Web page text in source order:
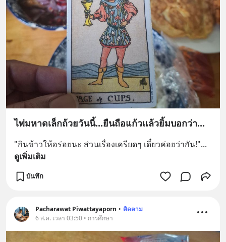
ไพ่มหาดเล็กถ้วยวันนี้...ยืนถือแก้วแล้วยิ้มบอกว่า...
"กินข้าวให้อร่อยนะ ส่วนเรื่องเครียดๆ เดี๋ยวค่อยว่ากัน!"...
ดูเพิ่มเติม
บันทึก
Pacharawat Piwattayaporn • ติดตาม
6 ส.ค. เวลา 03:50 • การศึกษา